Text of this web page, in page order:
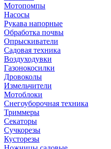
Мотопомпы
Насосы
Рукава напорные
Обработка почвы
Опрыскиватели
Садовая техника
Воздуходувки
Газонокосилки
Дровоколы
Измельчители
Мотоблоки
Снегоуборочная техника
Триммеры
Секаторы
Сучкорезы
Кусторезы